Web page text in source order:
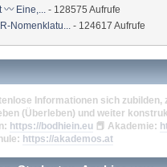
Eine,...
- 128575 Aufrufe
Nomenklatu...
- 124617 Aufrufe
Informationen sich
(Überleben) und weiter
https://bodhiein.eu 📕Akademie:
https://akademos.at